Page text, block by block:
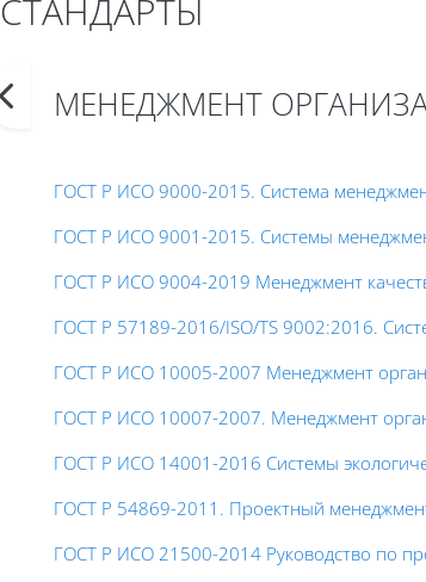
СТАНДАРТЫ
МЕНЕДЖМЕНТ
ГОСТ Р ИСО 9000-2015. Система
ГОСТ Р ИСО 9001-2015. Системы
ГОСТ Р ИСО 9004-2019 Менеджмент
ГОСТ Р 57189-2016/ISO/TS 9002:2016.
ГОСТ Р ИСО 10005-2007 Менеджмент
ГОСТ Р ИСО 10007-2007. Менеджмент
ГОСТ Р ИСО 14001-2016 Системы
ГОСТ Р 54869-2011. Проектный
ГОСТ Р ИСО 21500-2014 Руководство по